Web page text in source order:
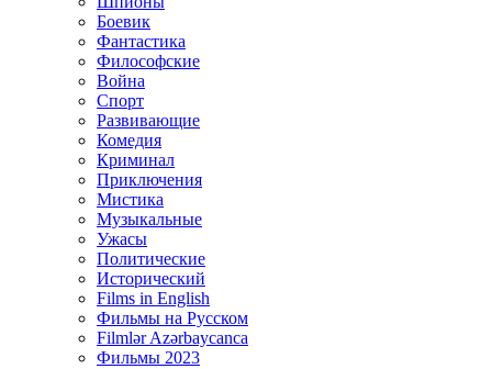
Боевик
Фантастика
Философские
Война
Спорт
Развивающие
Комедия
Криминал
Приключения
Мистика
Музыкальные
Ужасы
Политические
Исторический
Films in English
Фильмы на Русском
Filmlər Azərbaycanca
Фильмы 2023